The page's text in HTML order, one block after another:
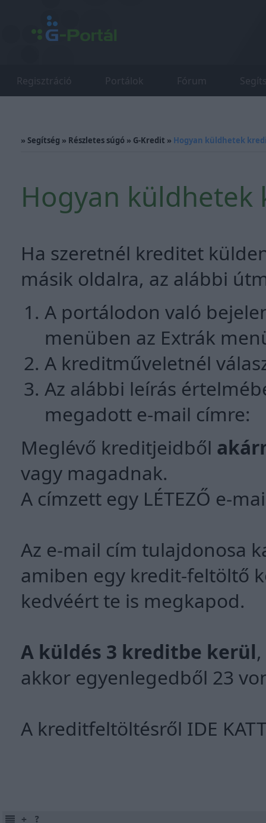
Regisztráció Portálok Fórum
» Segítség » Részletes súgó » G-Kredit » Hogyan küldhetek
Hogyan küldhetek
Ha szeretnél kreditet
másik oldalra, az alábbi
A portálodon való
menüben az Extrák
A kreditműveletnél
Az alábbi leírás
megadott e-mail címre:
Meglévő kreditjeidből
vagy magadnak.
A címzett egy LÉTEZŐ e-
Az e-mail cím tulajdonosa
amiben egy kredit-feltöltő
kedvéért te is megkapod.
A küldés 3 kreditbe kerül
akkor egyenlegedből 23
A kreditfeltöltésről IDE